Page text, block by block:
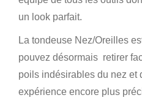
un look parfait.
La tondeuse Nez/Oreilles
pouvez désormais retirer
poils indésirables du nez et
expérience encore plus